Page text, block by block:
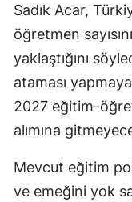
Sadık Acar,
öğretmen
yaklaştığını
ataması
2027 eğitim-
alımına
Mevcut eğitim
ve emeğini yok